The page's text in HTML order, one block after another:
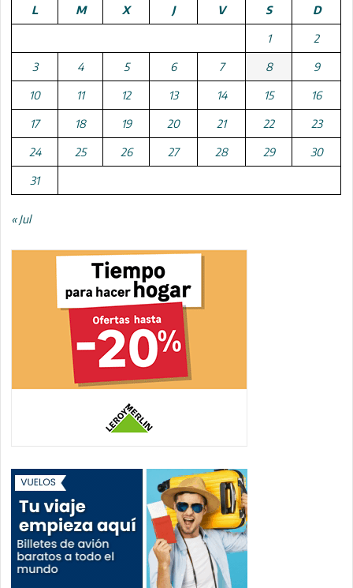
L
M X J V S D
1 2
3 4 5 6 7 8 9
10 11 12 13 14 15 16
17 18 19 20 21 22 23
24 25 26 27 28 29 30
31
« Jul